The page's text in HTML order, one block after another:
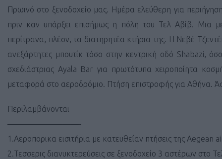
Πρωινό στο ξενοδοχείο μας. Ημέρα ελεύθερη για
πριν καν υπάρξει επισήμως η πόλη του Τελ Αβίβ. Μια
περίτρανα, πλέον, τα διατηρητέα κτήρια της. Η Νεβέ
ανεξάρτητες μπουτίκ τόσο στην κεντρική οδό Shabazi,
σχεδιάστριας Ayala Bar για πρωτότυπα χειροποίητα
μεταφορά στο αεροδρόμιο. Πτήση επιστροφής για Αθήνα.
Περιλαμβάνονται
—————————-
1.Αεροπορικα εισιτήρια με κατευθείαν πτήσεις της
2.Τεσσερις διανυκτερεύσεις σε ξενοδοχείο 3 αστέρων στο